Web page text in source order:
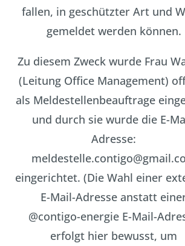
fallen, in geschützter Art und
gemeldet werden können.
Zu diesem Zweck wurde Frau
(Leitung Office Management)
als Meldestellenbeauftrage
und durch sie wurde die E-
Adresse:
eingerichtet. (Die Wahl einer
E-Mail-Adresse anstatt
@contigo-energie E-Mail-
erfolgt hier bewusst, um